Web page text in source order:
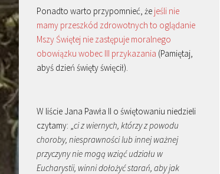
Ponadto warto przypomnieć, że jeśli nie
mamy przeszkód zdrowotnych to oglądanie
Mszy Świętej nie zastępuje moralnego
obowiązku wobec III przykazania (Pamiętaj,
abyś dzień święty święcił).
W liście Jana Pawła II o świętowaniu niedzieli
czytamy: „ci z wiernych, którzy z powodu
choroby, niesprawności lub innej ważnej
przyczyny nie mogą wziąć udziału w
Eucharystii, winni dołożyć starań, aby jak